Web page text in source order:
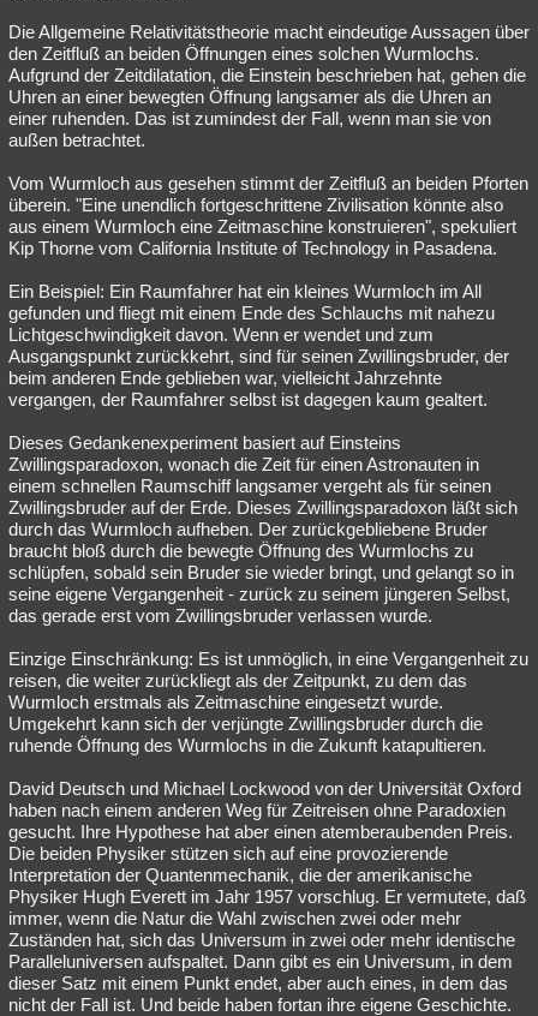
Die Allgemeine Relativitätstheorie macht eindeutige Aussagen über
den Zeitfluß an beiden Öffnungen eines solchen Wurmlochs.
Aufgrund der Zeitdilatation, die Einstein beschrieben hat, gehen die
Uhren an einer bewegten Öffnung langsamer als die Uhren an
einer ruhenden. Das ist zumindest der Fall, wenn man sie von
außen betrachtet.
Vom Wurmloch aus gesehen stimmt der Zeitfluß an beiden Pforten
überein. "Eine unendlich fortgeschrittene Zivilisation könnte also
aus einem Wurmloch eine Zeitmaschine konstruieren", spekuliert
Kip Thorne vom California Institute of Technology in Pasadena.
Ein Beispiel: Ein Raumfahrer hat ein kleines Wurmloch im All
gefunden und fliegt mit einem Ende des Schlauchs mit nahezu
Lichtgeschwindigkeit davon. Wenn er wendet und zum
Ausgangspunkt zurückkehrt, sind für seinen Zwillingsbruder, der
beim anderen Ende geblieben war, vielleicht Jahrzehnte
vergangen, der Raumfahrer selbst ist dagegen kaum gealtert.
Dieses Gedankenexperiment basiert auf Einsteins
Zwillingsparadoxon, wonach die Zeit für einen Astronauten in
einem schnellen Raumschiff langsamer vergeht als für seinen
Zwillingsbruder auf der Erde. Dieses Zwillingsparadoxon läßt sich
durch das Wurmloch aufheben. Der zurückgebliebene Bruder
braucht bloß durch die bewegte Öffnung des Wurmlochs zu
schlüpfen, sobald sein Bruder sie wieder bringt, und gelangt so in
seine eigene Vergangenheit - zurück zu seinem jüngeren Selbst,
das gerade erst vom Zwillingsbruder verlassen wurde.
Einzige Einschränkung: Es ist unmöglich, in eine Vergangenheit zu
reisen, die weiter zurückliegt als der Zeitpunkt, zu dem das
Wurmloch erstmals als Zeitmaschine eingesetzt wurde.
Umgekehrt kann sich der verjüngte Zwillingsbruder durch die
ruhende Öffnung des Wurmlochs in die Zukunft katapultieren.
David Deutsch und Michael Lockwood von der Universität Oxford
haben nach einem anderen Weg für Zeitreisen ohne Paradoxien
gesucht. Ihre Hypothese hat aber einen atemberaubenden Preis.
Die beiden Physiker stützen sich auf eine provozierende
Interpretation der Quantenmechanik, die der amerikanische
Physiker Hugh Everett im Jahr 1957 vorschlug. Er vermutete, daß
immer, wenn die Natur die Wahl zwischen zwei oder mehr
Zuständen hat, sich das Universum in zwei oder mehr identische
Paralleluniversen aufspaltet. Dann gibt es ein Universum, in dem
dieser Satz mit einem Punkt endet, aber auch eines, in dem das
nicht der Fall ist. Und beide haben fortan ihre eigene Geschichte.